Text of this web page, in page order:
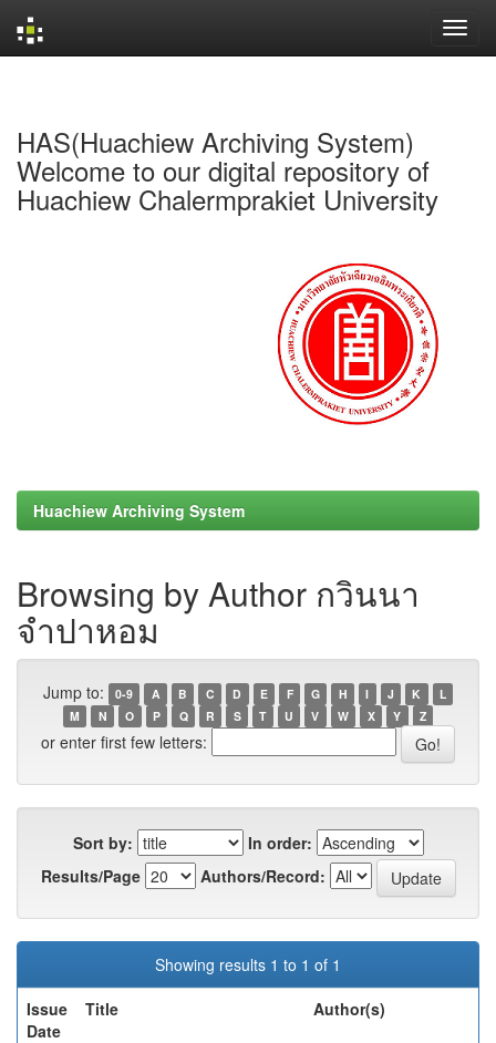
HAS(Huachiew Archiving System)
Welcome to our digital repository of
Huachiew Chalermprakiet University
Huachiew Archiving System
Browsing by Author กวินนา
จำปาหอม
Jump to: 0-9 A B C D E F G H I J K
L
M
N O P Q R S T U V W X Y Z
or enter first few letters:
Sort by:
In order:
Results/Page
Authors/Record:
Showing results 1 to 1 of 1
Issue
Date
Title Author(s)